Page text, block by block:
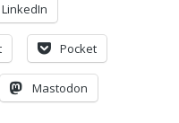
LinkedIn
Pocket
Mastodon